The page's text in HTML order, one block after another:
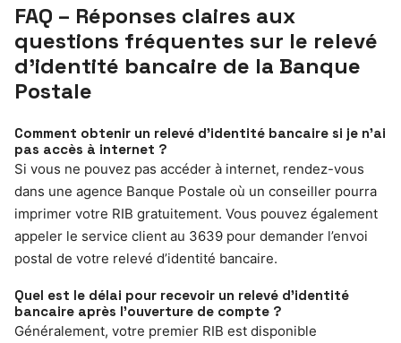
FAQ – Réponses claires aux
questions fréquentes sur le relevé
d’identité bancaire de la Banque
Postale
Comment obtenir un relevé d’identité bancaire si je n’ai
pas accès à internet ?
Si vous ne pouvez pas accéder à internet, rendez-vous
dans une agence Banque Postale où un conseiller pourra
imprimer votre RIB gratuitement. Vous pouvez également
appeler le service client au 3639 pour demander l’envoi
postal de votre relevé d’identité bancaire.
Quel est le délai pour recevoir un relevé d’identité
bancaire après l’ouverture de compte ?
Généralement, votre premier RIB est disponible